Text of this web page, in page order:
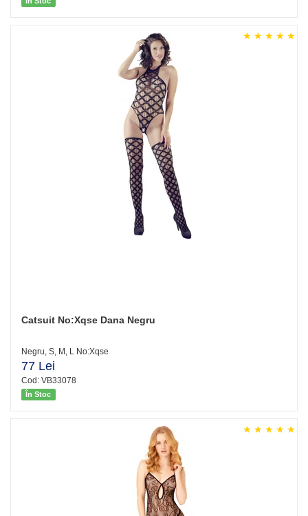
Catsuit No:Xqse Dana Negru
Negru, S, M, L No:Xqse
77 Lei
Cod: VB33078
În Stoc